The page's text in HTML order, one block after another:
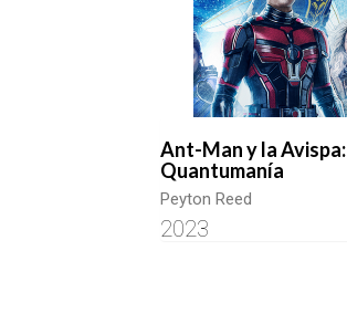
Ant-Man y la Avispa:
Quantumanía
Peyton Reed
2023